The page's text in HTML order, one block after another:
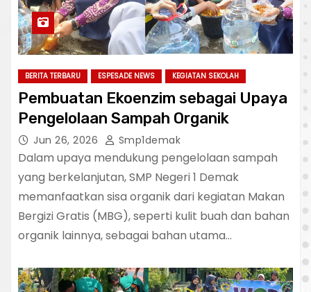
BERITA TERBARU ESPESADE NEWS KEGIATAN SEKOLAH
Pembuatan Ekoenzim sebagai Upaya
Pengelolaan Sampah Organik
Jun 26, 2026 Smp1demak
Dalam upaya mendukung pengelolaan sampah
yang berkelanjutan, SMP Negeri 1 Demak
memanfaatkan sisa organik dari kegiatan Makan
Bergizi Gratis (MBG), seperti kulit buah dan bahan
organik lainnya, sebagai bahan utama…